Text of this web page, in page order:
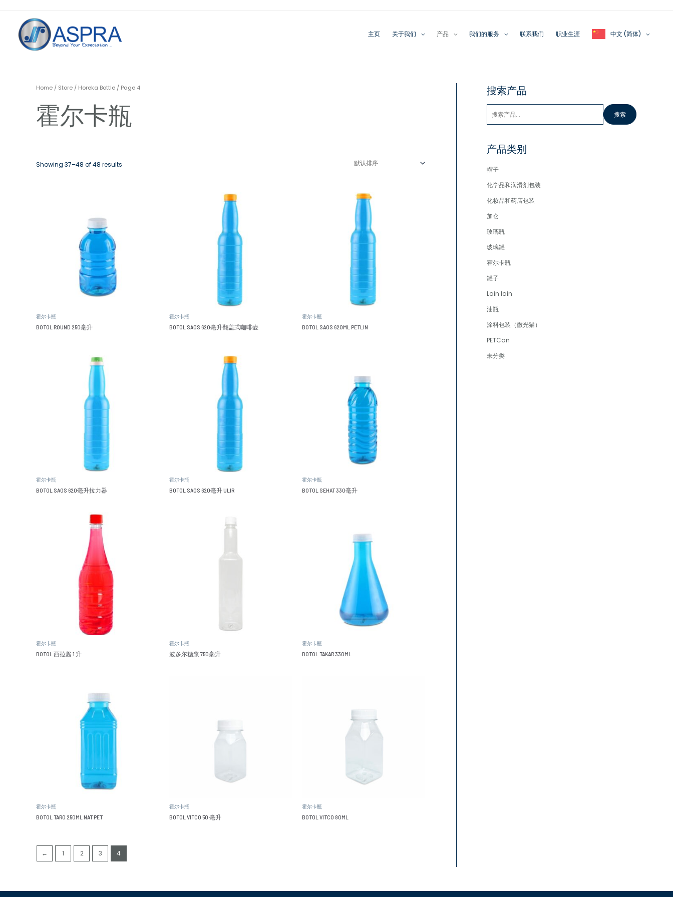
主页 关于我们 产品 我们的服务 联系我们 职业生涯 中文 (简体)
Home / Store / Horeka Bottle / Page 4
霍尔卡瓶
Showing 37–48 of 48 results
霍尔卡瓶
BOTOL ROUND 250毫升
霍尔卡瓶
BOTOL SAOS 620毫升翻盖式咖啡壶
霍尔卡瓶
BOTOL SAOS 620ML PETLIN
霍尔卡瓶
BOTOL SAOS 620毫升拉力器
霍尔卡瓶
BOTOL SAOS 620毫升 ULIR
霍尔卡瓶
BOTOL SEHAT 330毫升
霍尔卡瓶
BOTOL 西拉酱 1 升
霍尔卡瓶
波多尔糖浆 750毫升
霍尔卡瓶
BOTOL TAKAR 330ML
霍尔卡瓶
BOTOL TARO 250ML NAT PET
霍尔卡瓶
BOTOL VITCO 50 毫升
霍尔卡瓶
BOTOL VITCO 80ML
← 1 2 3 4
搜索产品
搜
搜索
产品类别
帽子
化学品和润滑剂包装
化妆品和药店包装
加仑
玻璃瓶
玻璃罐
霍尔卡瓶
罐子
Lain lain
油瓶
涂料包装（微光猫）
PETCan
未分类